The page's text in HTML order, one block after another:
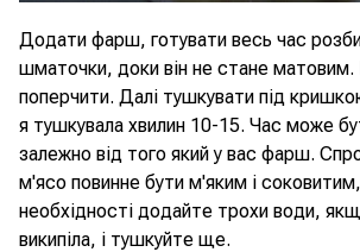
Додати фарш, готувати весь час
шматочки, доки він не стане
поперчити. Далі тушкувати під
я тушкувала хвилин 10-15. Час може
залежно від того який у вас фарш.
м'ясо повинне бути м'яким і
необхідності додайте трохи води,
википіла, і тушкуйте ще.